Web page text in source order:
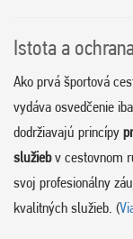
Istota a
Ako prvá športová
vydáva osvedčenie
dodržiavajú princípy
služiebv cestovnom
svoj profesionálny
kvalitných služieb. (